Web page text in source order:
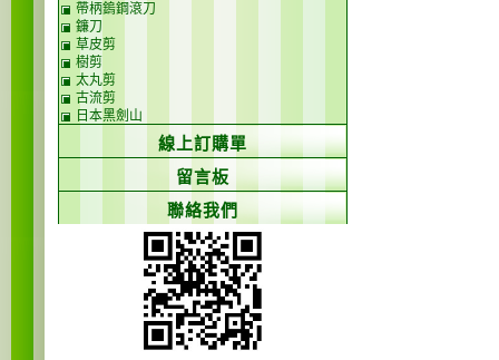
帶柄鎢鋼滾刀
鐮刀
草皮剪
樹剪
太丸剪
古流剪
日本黑劍山
線上訂購單
留言板
聯絡我們